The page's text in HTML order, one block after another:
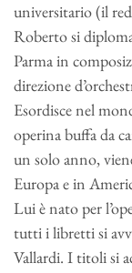
universitario (il
Roberto si
Parma in
direzione
Esordisce nel
operina buffa da
un solo anno,
Europa e in
Lui è nato per
tutti i libretti si
Vallardi. I titoli si